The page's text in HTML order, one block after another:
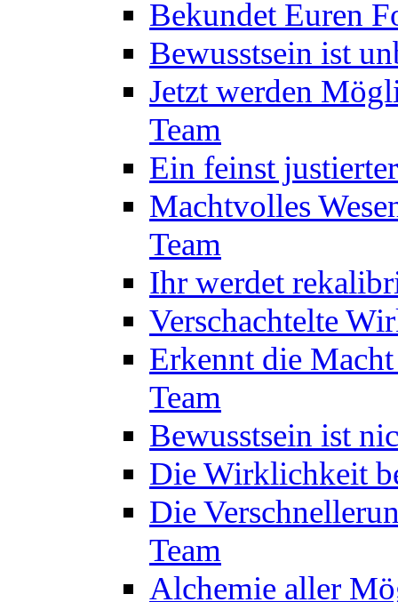
Bekundet Euren
Bewusstsein ist
Jetzt werden
Team
Ein feinst
Machtvolles
Team
Ihr werdet
Verschachtelte
Erkennt die
Team
Bewusstsein ist
Die Wirklichkeit
Die
Team
Alchemie aller